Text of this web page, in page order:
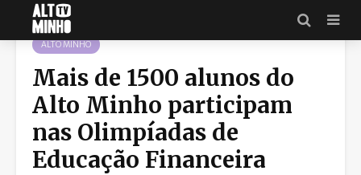
ALTO MINHO
Mais de 1500 alunos do
Alto Minho participam
nas Olimpíadas de
Educação Financeira